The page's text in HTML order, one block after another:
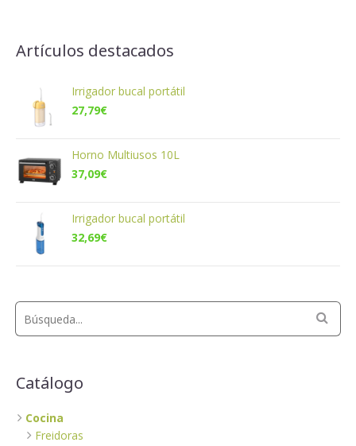
Artículos destacados
Irrigador bucal portátil
27,79€
Horno Multiusos 10L
37,09€
Irrigador bucal portátil
32,69€
Catálogo
Cocina
Freidoras